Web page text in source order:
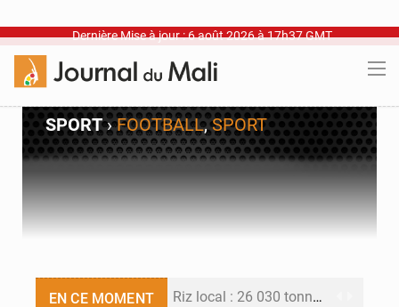
Dernière Mise à jour : 6 août 2026 à 17h37 GMT
SPORT›FOOTBALL,SPORT
EN CE MOMENT Riz local : 26 030 tonnes pour amortir la soudure